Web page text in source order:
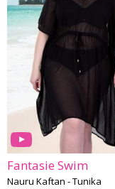
Fantasie Swim
Nauru Kaftan - Tunika